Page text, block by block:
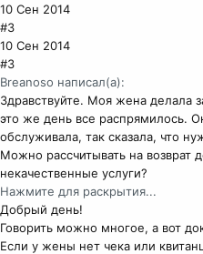
10 Сен 2014
#3
10 Сен 2014
#3
Breanoso написал(а):
Здравствуйте. Моя жена делала
это же день все распрямилось.
обслуживала, так сказала, что
Можно рассчитывать на возврат
некачественные услуги?
Нажмите для раскрытия...
Добрый день!
Говорить можно многое, а вот
Если у жены нет чека или